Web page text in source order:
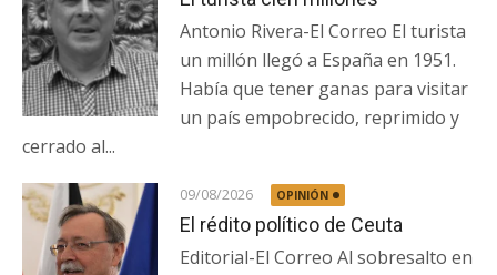
Antonio Rivera-El Correo El turista
un millón llegó a España en 1951.
Había que tener ganas para visitar
un país empobrecido, reprimido y
cerrado al...
09/08/2026 OPINIÓN
El rédito político de Ceuta
Editorial-El Correo Al sobresalto en